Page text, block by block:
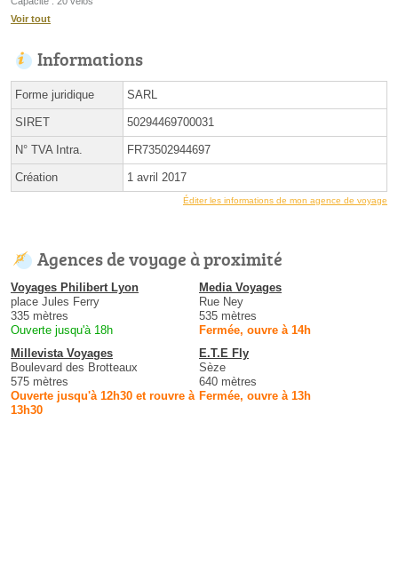
Voir tout
Informations
Forme juridique SARL
SIRET 50294469700031
N° TVA Intra. FR73502944697
Création 1 avril 2017
Éditer les informations de mon agence de voyage
Agences de voyage à proximité
Voyages Philibert Lyon
place Jules Ferry
335 mètres
Ouverte jusqu'à 18h
Media Voyages
Rue Ney
535 mètres
Fermée, ouvre à 14h
Millevista Voyages
Boulevard des Brotteaux
575 mètres
Ouverte jusqu'à 12h30 et rouvre à
13h30
E.T.E Fly
Sèze
640 mètres
Fermée, ouvre à 13h